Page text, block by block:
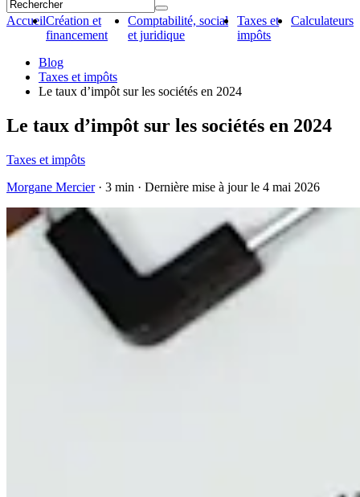
AccueilCréation et
financement
Comptabilité, social
et juridique
Taxes et
impôts
Calculateurs
Blog
Taxes et impôts
Le taux d’impôt sur les sociétés en 2024
Le taux d’impôt sur les sociétés en 2024
Taxes et impôts
Morgane Mercier· 3 min · Dernière mise à jour le 4 mai 2026